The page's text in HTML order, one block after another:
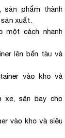
sản phẩm thành
xuất.
một cách nhanh
lên bến tàu và
vào kho và
xe, sân bay cho
vào kho và siêu